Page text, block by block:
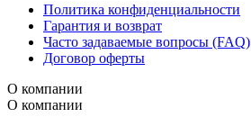
Политика конфиденциальности
Гарантия и возврат
Часто задаваемые вопросы (FAQ)
Договор оферты
О компании
О компании